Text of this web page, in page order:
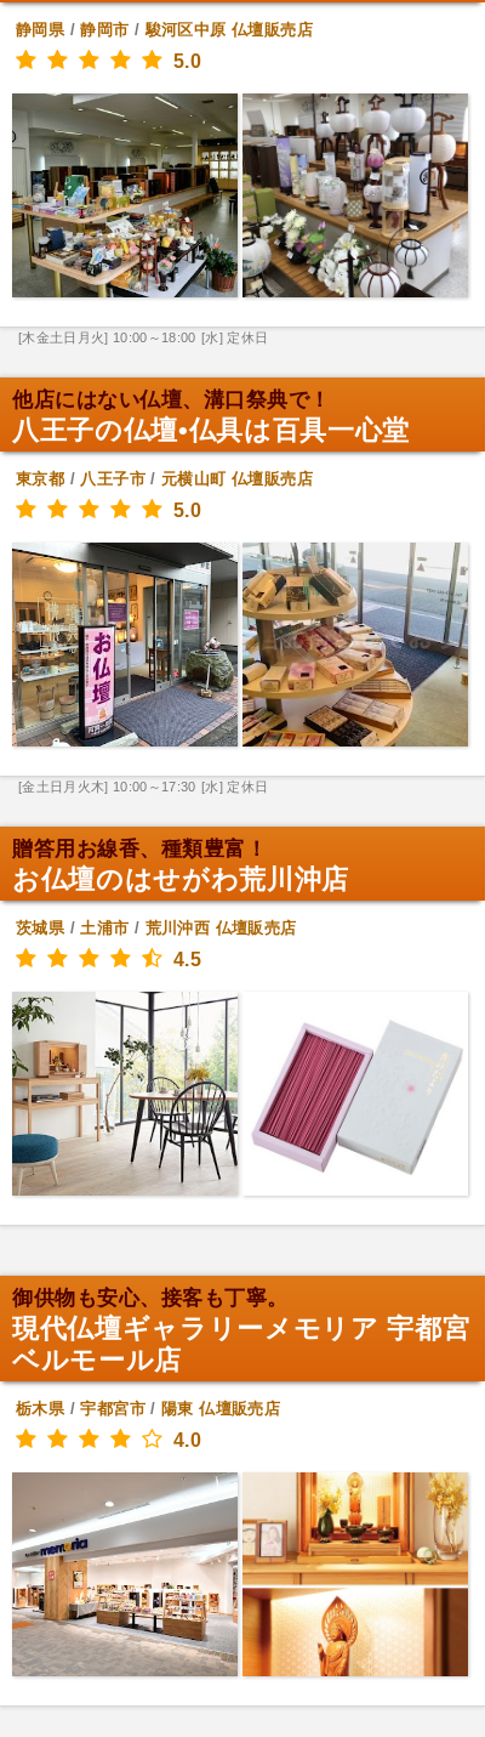
静岡県/静岡市 /駿河区中原 仏壇販売店
5.0
[木金土日月火] 10:00～18:00 [水] 定休日
他店にはない仏壇、溝口祭典で！
八王子の仏壇•仏具は百具一心堂
東京都 / 八王子市/元横山町 仏壇販売店
5.0
[金土日月火木] 10:00～17:30 [水] 定休日
贈答用お線香、種類豊富！
お仏壇のはせがわ荒川沖店
茨城県/土浦市 / 荒川沖西 仏壇販売店
4.5
御供物も安心、接客も丁寧。
現代仏壇ギャラリーメモリア 宇都宮
ベルモール店
栃木県/宇都宮市/ 陽東 仏壇販売店
4.0